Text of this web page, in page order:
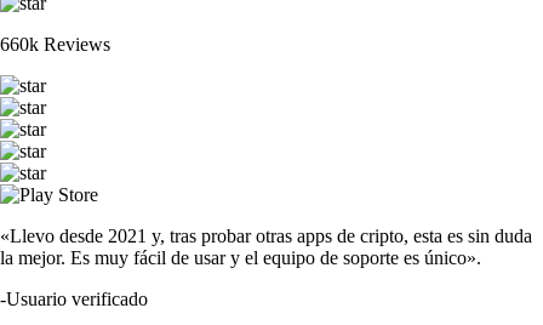
660k Reviews
«Llevo desde 2021 y, tras probar otras apps de cripto, esta es sin duda
la mejor. Es muy fácil de usar y el equipo de soporte es único».
-Usuario verificado